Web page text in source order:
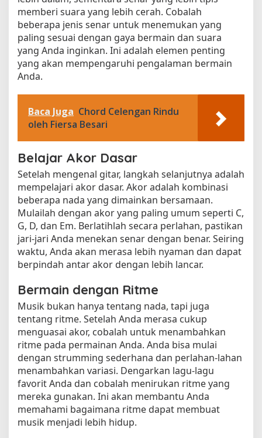
memberi suara yang lebih cerah. Cobalah
beberapa jenis senar untuk menemukan yang
paling sesuai dengan gaya bermain dan suara
yang Anda inginkan. Ini adalah elemen penting
yang akan mempengaruhi pengalaman bermain
Anda.
Baca Juga Chord Celengan Rindu
oleh Fiersa Besari
Belajar Akor Dasar
Setelah mengenal gitar, langkah selanjutnya adalah
mempelajari akor dasar. Akor adalah kombinasi
beberapa nada yang dimainkan bersamaan.
Mulailah dengan akor yang paling umum seperti C,
G, D, dan Em. Berlatihlah secara perlahan, pastikan
jari-jari Anda menekan senar dengan benar. Seiring
waktu, Anda akan merasa lebih nyaman dan dapat
berpindah antar akor dengan lebih lancar.
Bermain dengan Ritme
Musik bukan hanya tentang nada, tapi juga
tentang ritme. Setelah Anda merasa cukup
menguasai akor, cobalah untuk menambahkan
ritme pada permainan Anda. Anda bisa mulai
dengan strumming sederhana dan perlahan-lahan
menambahkan variasi. Dengarkan lagu-lagu
favorit Anda dan cobalah menirukan ritme yang
mereka gunakan. Ini akan membantu Anda
memahami bagaimana ritme dapat membuat
musik menjadi lebih hidup.